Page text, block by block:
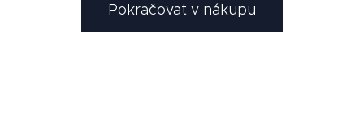
Pokračovat v nákupu